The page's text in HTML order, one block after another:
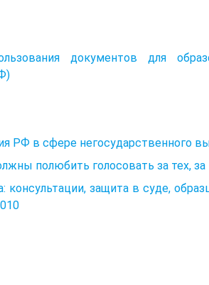
документов для
РФ в сфере негосударственного
полюбить голосовать за тех, за
консультации, защита в суде,